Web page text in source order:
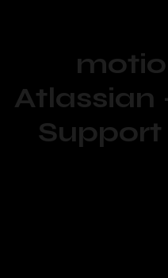
Atlassian
Support